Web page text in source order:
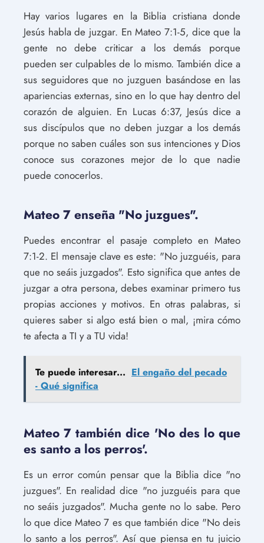
Hay varios lugares en la Biblia cristiana donde
Jesús habla de juzgar. En Mateo 7:1-5, dice que la
gente no debe criticar a los demás porque
pueden ser culpables de lo mismo. También dice a
sus seguidores que no juzguen basándose en las
apariencias externas, sino en lo que hay dentro del
corazón de alguien. En Lucas 6:37, Jesús dice a
sus discípulos que no deben juzgar a los demás
porque no saben cuáles son sus intenciones y Dios
conoce sus corazones mejor de lo que nadie
puede conocerlos.
Mateo 7 enseña "No juzgues".
Puedes encontrar el pasaje completo en Mateo
7:1-2. El mensaje clave es este: "No juzguéis, para
que no seáis juzgados". Esto significa que antes de
juzgar a otra persona, debes examinar primero tus
propias acciones y motivos. En otras palabras, si
quieres saber si algo está bien o mal, ¡mira cómo
te afecta a TI y a TU vida!
Te puede interesar... El engaño del pecado
- Qué significa
Mateo 7 también dice 'No des lo que
es santo a los perros'.
Es un error común pensar que la Biblia dice "no
juzgues". En realidad dice "no juzguéis para que
no seáis juzgados". Mucha gente no lo sabe. Pero
lo que dice Mateo 7 es que también dice "No deis
lo santo a los perros". Así que piensa en tu juicio